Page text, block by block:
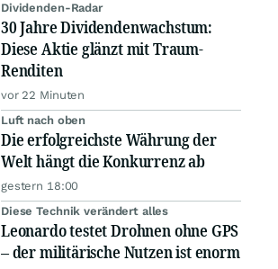
Dividenden-Radar
30 Jahre Dividendenwachstum:
Diese Aktie glänzt mit Traum-
Renditen
vor 22 Minuten
Luft nach oben
Die erfolgreichste Währung der
Welt hängt die Konkurrenz ab
gestern 18:00
Diese Technik verändert alles
Leonardo testet Drohnen ohne GPS
– der militärische Nutzen ist enorm